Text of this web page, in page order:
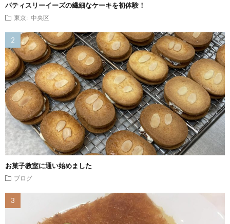
パティスリーイーズの繊細なケーキを初体験！
東京: 中央区
お菓子教室に通い始めました
ブログ